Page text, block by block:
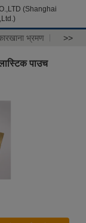
(Shanghai
भ्रमण >>
पाउच